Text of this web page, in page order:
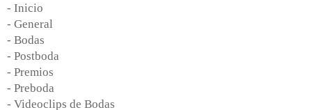
- Inicio
- General
- Bodas
- Postboda
- Premios
- Preboda
- Videoclips de Bodas